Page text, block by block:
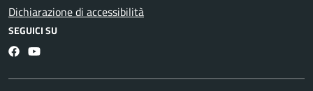
Dichiarazione di accessibilità
SEGUICI SU
FacebookYouTube